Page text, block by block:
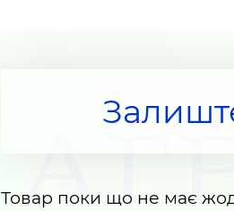
Товар поки що не має